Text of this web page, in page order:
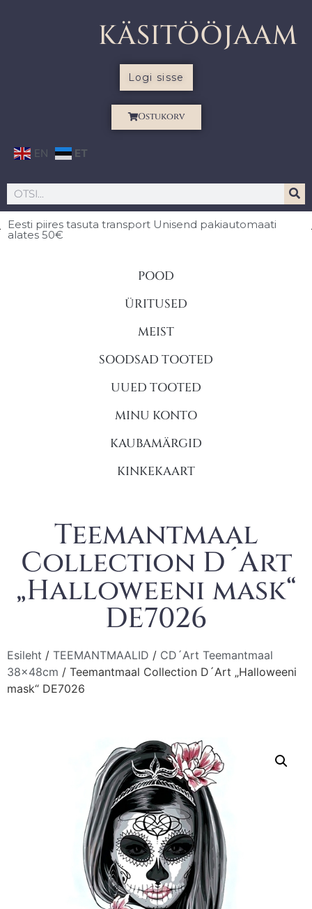
KÄSITÖÖJAAM
Logi sisse
Ostukorv
EN ET
Eesti piires tasuta transport Unisend pakiautomaati
alates 50€
POOD
ÜRITUSED
MEIST
SOODSAD TOOTED
UUED TOOTED
MINU KONTO
KAUBAMÄRGID
KINKEKAART
Teemantmaal
Collection D´Art
„Halloweeni mask“
DE7026
Esileht / TEEMANTMAALID / CD´Art Teemantmaal
38x48cm / Teemantmaal Collection D´Art „Halloweeni
mask“ DE7026